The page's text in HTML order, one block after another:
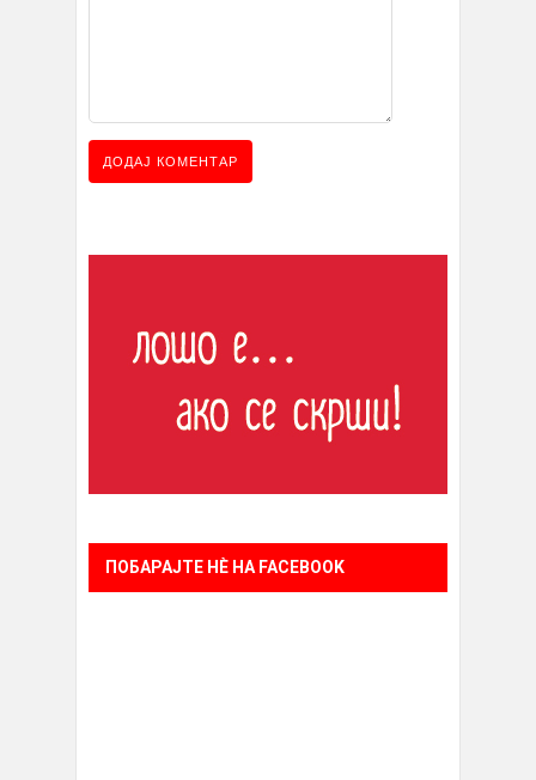
ПОБАРАЈТЕ НÈ НА FACEBOOK